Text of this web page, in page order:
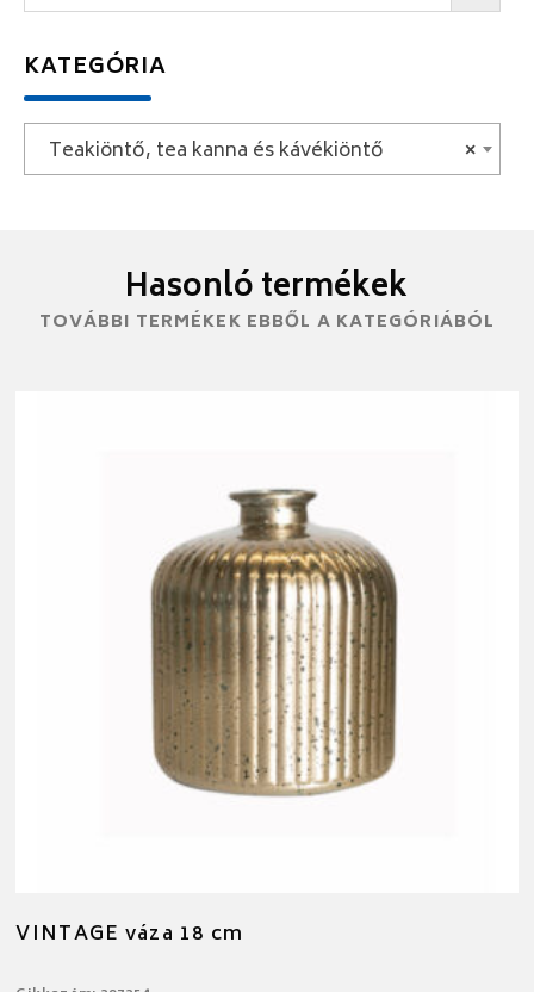
KATEGÓRIA
×
Teakiöntő, tea kanna és kávékiöntő
Hasonló termékek
TOVÁBBI TERMÉKEK EBBŐL A KATEGÓRIÁBÓL
VINTAGE váza 18 cm